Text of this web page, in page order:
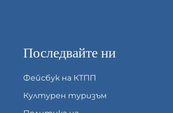
Последвайте ни
Фейсбук на КТПП
Културен туризъм